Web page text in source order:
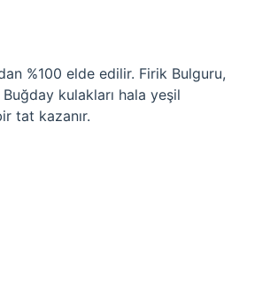
%100 elde edilir. Firik Bulguru,
kulakları hala yeşil
tat kazanır.